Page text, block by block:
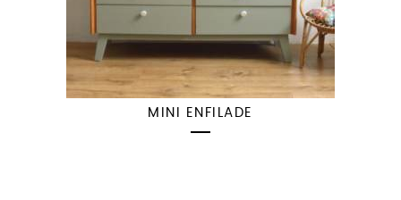
MINI ENFILADE